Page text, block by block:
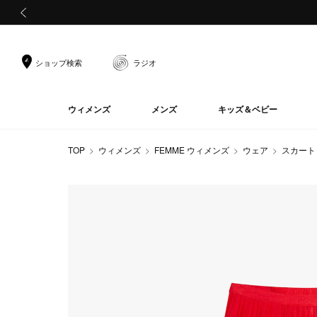
ショップ検索 ラジオ
ウィメンズ メンズ キッズ＆ベビー
TOP ウィメンズ FEMME ウィメンズ ウェア スカート